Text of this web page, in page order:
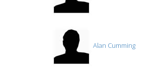
Alan Cumming